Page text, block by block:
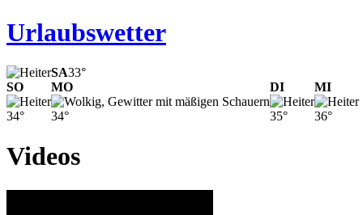
Urlaubswetter
SA33°
SO
34°
MO
34°
DI
35°
MI
36°
Videos